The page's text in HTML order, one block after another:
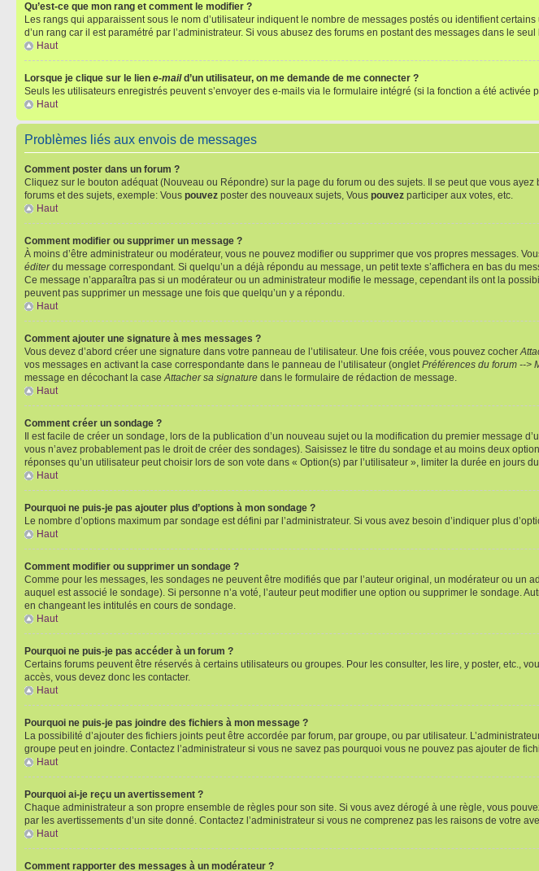
Qu’est-ce que mon rang et comment le modifier ?
Les rangs qui apparaissent sous le nom d’utilisateur indiquent le nombre de messages postés ou identifient
d’un rang car il est paramétré par l’administrateur. Si vous abusez des forums en postant des messages dans le
Haut
Lorsque je clique sur le lien e-maild’un utilisateur, on me demande de me connecter ?
Seuls les utilisateurs enregistrés peuvent s’envoyer des e-mails via le formulaire intégré (si la fonction a été
Haut
Problèmes liés aux envois de messages
Comment poster dans un forum ?
Cliquez sur le bouton adéquat (Nouveau ou Répondre) sur la page du forum ou des sujets. Il se peut que vous
forums et des sujets, exemple: Vous pouvez poster des nouveaux sujets, Vous pouvez participer aux votes, etc.
Haut
Comment modifier ou supprimer un message ?
À moins d’être administrateur ou modérateur, vous ne pouvez modifier ou supprimer que vos propres messages.
éditerdu message correspondant. Si quelqu’un a déjà répondu au message, un petit texte s’affichera en bas du
Ce message n’apparaîtra pas si un modérateur ou un administrateur modifie le message, cependant ils ont la
peuvent pas supprimer un message une fois que quelqu’un y a répondu.
Haut
Comment ajouter une signature à mes messages ?
Vous devez d’abord créer une signature dans votre panneau de l’utilisateur. Une fois créée, vous pouvez cocher
vos messages en activant la case correspondante dans le panneau de l’utilisateur (ongletPréférences du forum -->
message en décochant la caseAttacher sa signature dans le formulaire de rédaction de message.
Haut
Comment créer un sondage ?
Il est facile de créer un sondage, lors de la publication d’un nouveau sujet ou la modification du premier message
vous n’avez probablement pas le droit de créer des sondages). Saisissez le titre du sondage et au moins deux
réponses qu’un utilisateur peut choisir lors de son vote dans « Option(s) par l’utilisateur », limiter la durée en
Haut
Pourquoi ne puis-je pas ajouter plus d’options à mon sondage ?
Le nombre d’options maximum par sondage est défini par l’administrateur. Si vous avez besoin d’indiquer plus
Haut
Comment modifier ou supprimer un sondage ?
Comme pour les messages, les sondages ne peuvent être modifiés que par l’auteur original, un modérateur ou un
auquel est associé le sondage). Si personne n’a voté, l’auteur peut modifier une option ou supprimer le sondage.
en changeant les intitulés en cours de sondage.
Haut
Pourquoi ne puis-je pas accéder à un forum ?
Certains forums peuvent être réservés à certains utilisateurs ou groupes. Pour les consulter, les lire, y poster, etc.,
accès, vous devez donc les contacter.
Haut
Pourquoi ne puis-je pas joindre des fichiers à mon message ?
La possibilité d’ajouter des fichiers joints peut être accordée par forum, par groupe, ou par utilisateur.
groupe peut en joindre. Contactez l’administrateur si vous ne savez pas pourquoi vous ne pouvez pas ajouter de
Haut
Pourquoi ai-je reçu un avertissement ?
Chaque administrateur a son propre ensemble de règles pour son site. Si vous avez dérogé à une règle, vous
par les avertissements d’un site donné. Contactez l’administrateur si vous ne comprenez pas les raisons de votre
Haut
Comment rapporter des messages à un modérateur ?